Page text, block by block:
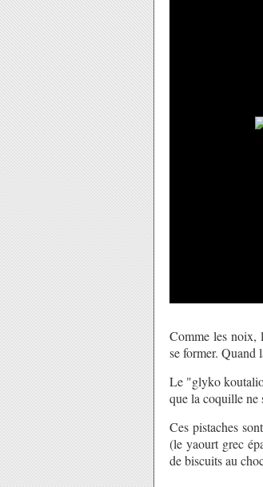
Comme les noix,
se former. Quand
Le "glyko
que la coquille ne
Ces pistaches
(le yaourt grec
de biscuits au